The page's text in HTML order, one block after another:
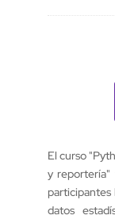
El curso
y reportería"
participantes
datos